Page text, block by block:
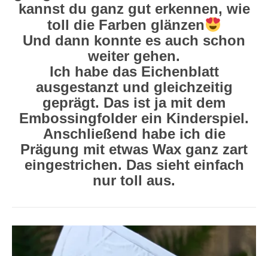
kannst du ganz gut erkennen, wie
toll die Farben glänzen
Und dann konnte es auch schon
weiter gehen.
Ich habe das Eichenblatt
ausgestanzt und gleichzeitig
geprägt. Das ist ja mit dem
Embossingfolder ein Kinderspiel.
Anschließend habe ich die
Prägung mit etwas Wax ganz zart
eingestrichen. Das sieht einfach
nur toll aus.